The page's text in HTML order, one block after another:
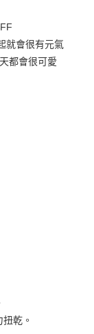
轉到大哥付的交易
，確認付款後即完
頁面所載為準。
，訂單將自動取
期系統評分，恕無
算日後寄送繳費提
直營門市／銀行轉
公司）所提供，讓
將買賣／分期付款
就會很有元氣
都會很可愛
乾。